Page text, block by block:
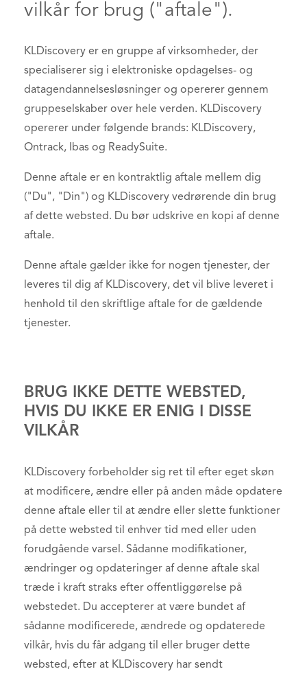
vilkår for brug ("aftale").
KLDiscovery er en gruppe af virksomheder, der
specialiserer sig i elektroniske opdagelses- og
datagendannelsesløsninger og opererer gennem
gruppeselskaber over hele verden. KLDiscovery
opererer under følgende brands: KLDiscovery,
Ontrack, Ibas og ReadySuite.
Denne aftale er en kontraktlig aftale mellem dig
("Du", "Din") og KLDiscovery vedrørende din brug
af dette websted. Du bør udskrive en kopi af denne
aftale.
Denne aftale gælder ikke for nogen tjenester, der
leveres til dig af KLDiscovery, det vil blive leveret i
henhold til den skriftlige aftale for de gældende
tjenester.
BRUG IKKE DETTE WEBSTED,
HVIS DU IKKE ER ENIG I DISSE
VILKÅR
KLDiscovery forbeholder sig ret til efter eget skøn
at modificere, ændre eller på anden måde opdatere
denne aftale eller til at ændre eller slette funktioner
på dette websted til enhver tid med eller uden
forudgående varsel. Sådanne modifikationer,
ændringer og opdateringer af denne aftale skal
træde i kraft straks efter offentliggørelse på
webstedet. Du accepterer at være bundet af
sådanne modificerede, ændrede og opdaterede
vilkår, hvis du får adgang til eller bruger dette
websted, efter at KLDiscovery har sendt